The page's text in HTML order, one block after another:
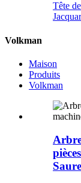
Tête
Volkman
Maison
Produits
Volkman